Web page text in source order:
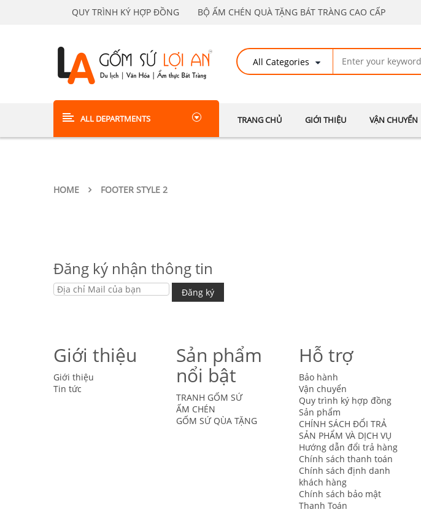
QUY TRÌNH KÝ HỢP ĐỒNG BỘ ẤM CHÉN QUÀ TẶNG BÁT TRÀNG CAO CẤP
ALL DEPARTMENTS TRANG CHỦ GIỚI THIỆU VẬN CHUYỂN
HOME FOOTER STYLE 2
Đăng ký nhận thông tin
Giới thiệu
Giới thiệu
Tin tức
Sản phẩm
nổi bật
TRANH GỐM SỨ
ẤM CHÉN
GỐM SỨ QÙA TẶNG
Hỗ trợ
Bảo hành
Vận chuyển
Quy trình ký hợp đồng
Sản phẩm
CHÍNH SÁCH ĐỔI TRẢ
SẢN PHẨM VÀ DỊCH VỤ
Hướng dẫn đổi trả hàng
Chính sách thanh toán
Chính sách định danh
khách hàng
Chính sách bảo mật
Thanh Toán